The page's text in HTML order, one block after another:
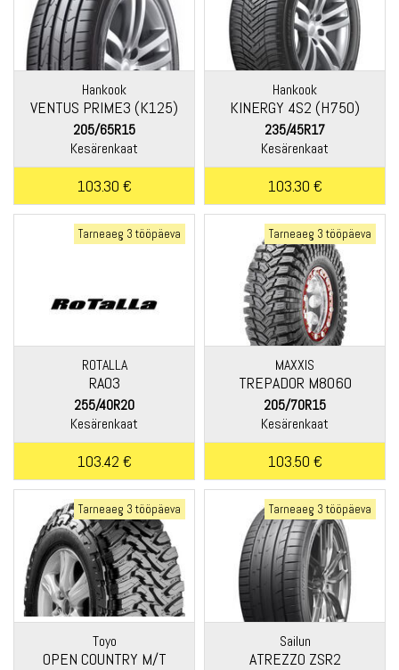
Hankook
VENTUS PRIME3 (K125)
205/65R15
Kesärenkaat
103.30 €
Hankook
KINERGY 4S2 (H750)
235/45R17
Kesärenkaat
103.30 €
Tarneaeg 3 tööpäeva
ROTALLA
RA03
255/40R20
Kesärenkaat
103.42 €
Tarneaeg 3 tööpäeva
MAXXIS
TREPADOR M8060
205/70R15
Kesärenkaat
103.50 €
Tarneaeg 3 tööpäeva
Toyo
OPEN COUNTRY M/T
Tarneaeg 3 tööpäeva
Sailun
ATREZZO ZSR2